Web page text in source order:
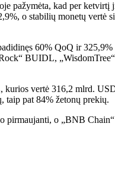
pažymėta, kad per
o stabilių monetų
60% QoQ ir
BUIDL,
vertė 316,2 mlrd.
taip pat 84% žetonų prekių.
o „BNB